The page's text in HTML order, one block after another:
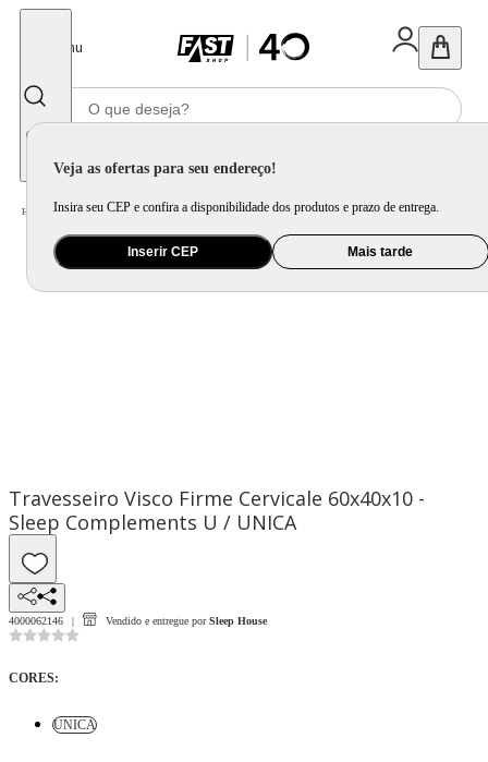
Menu
Veja as ofertas para seu endereço!
Insira seu CEP e confira a disponibilidade dos produtos e prazo de entrega.
Inserir CEP Mais tarde
Home Cama, Mesa e Banho / Cama / Travesseiro / Travesseiro Visco Firme Cervicale 60x40x10 - Sleep Complements
Travesseiro Visco Firme Cervicale 60x40x10 -
Sleep Complements U / UNICA
4000062146 Vendido e entregue por Sleep House
CORES:
UNICA